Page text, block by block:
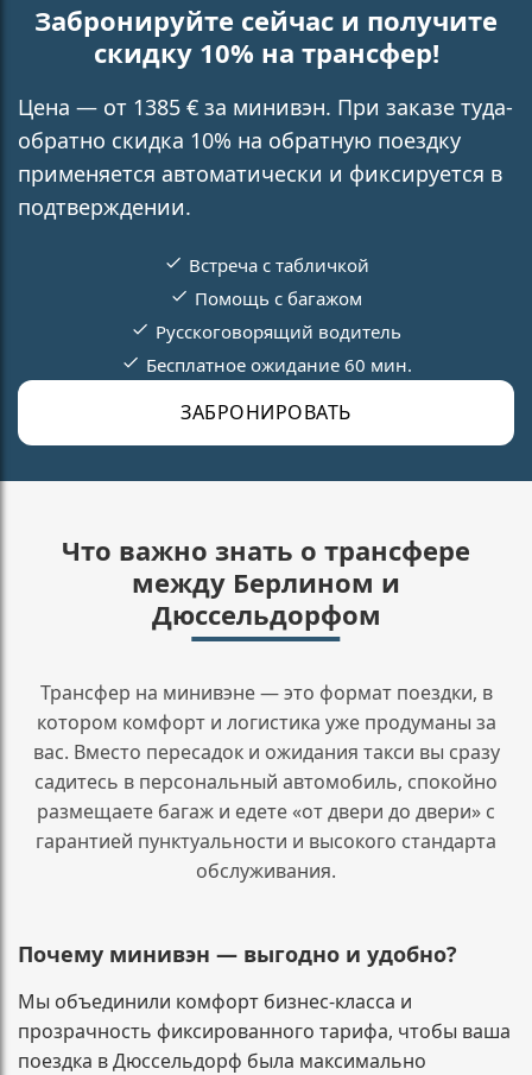
Забронируйте сейчас и получите
скидку 10% на трансфер!
Цена — от 1385 € за минивэн. При заказе туда-
обратно скидка 10% на обратную поездку
применяется автоматически и фиксируется в
подтверждении.
ЗАБРОНИРОВАТЬ
Встреча с табличкой
Помощь с багажом
Русскоговорящий водитель
Бесплатное ожидание 60 мин.
Что важно знать о трансфере
между Берлином и
Дюссельдорфом
Трансфер на минивэне — это формат поездки, в
котором комфорт и логистика уже продуманы за
вас. Вместо пересадок и ожидания такси вы сразу
садитесь в персональный автомобиль, спокойно
размещаете багаж и едете «от двери до двери» с
гарантией пунктуальности и высокого стандарта
обслуживания.
Почему минивэн — выгодно и удобно?
Мы объединили комфорт бизнес-класса и
прозрачность фиксированного тарифа, чтобы ваша
поездка в Дюссельдорф была максимально